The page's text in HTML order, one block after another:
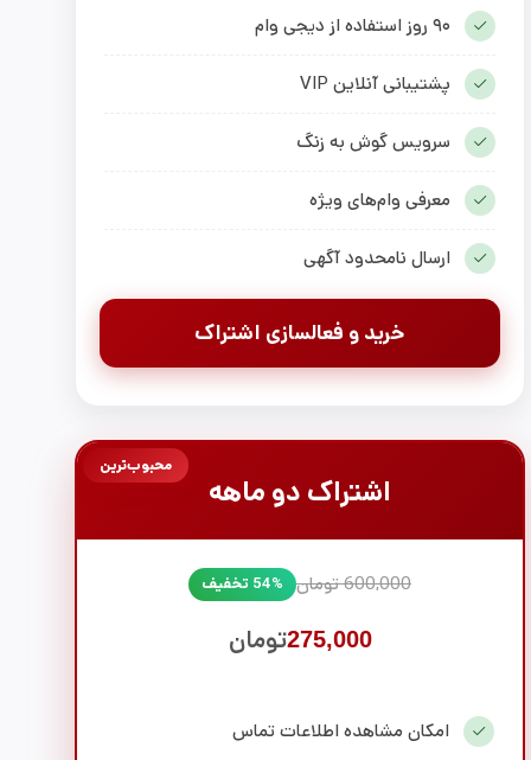
۹۰ روز استفاده از دیجی وام
پشتیبانی آنلاین VIP
سرویس گوش به زنگ
معرفی وام‌های ویژه
ارسال نامحدود آگهی
خرید و فعالسازی اشتراک
محبوب‌ترین
اشتراک دو ماهه
600,000 تومان 54% تخفیف
275,000تومان
امکان مشاهده اطلاعات تماس